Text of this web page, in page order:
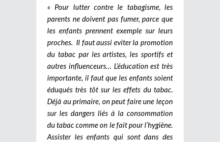
« Pour lutter contre le tabagisme, les
parents ne doivent pas fumer, parce que
les enfants prennent exemple sur leurs
proches. Il faut aussi eviter la promotion
du tabac par les artistes, les sportifs et
autres influenceurs… L’éducation est très
importante, il faut que les enfants soient
éduqués très tôt sur les effets du tabac.
Déjà au primaire, on peut faire une leçon
sur les dangers liés à la consommation
du tabac comme on le fait pour l’hygiène.
Assister les enfants qui sont dans des